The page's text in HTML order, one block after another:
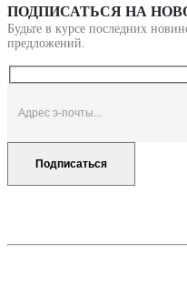
ПОДПИСАТЬСЯ НА
Будьте в курсе последних
предложений.